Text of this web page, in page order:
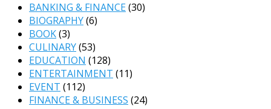
BANKING & FINANCE(30)
BIOGRAPHY(6)
BOOK(3)
CULINARY(53)
EDUCATION (128)
ENTERTAINMENT (11)
EVENT (112)
FINANCE & BUSINESS (24)